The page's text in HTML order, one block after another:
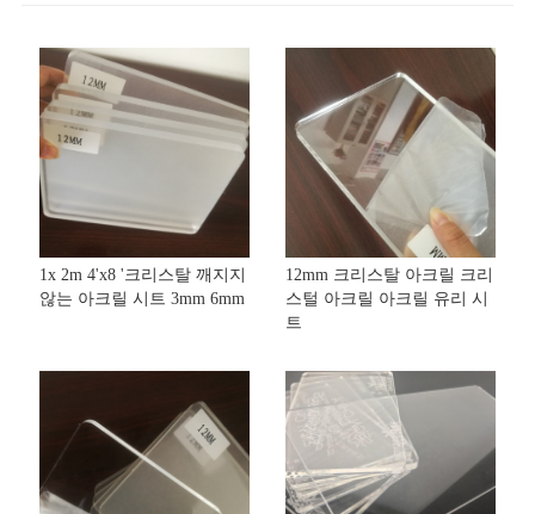
1x 2m 4'x8 '크리스탈 깨지지
않는 아크릴 시트 3mm 6mm
12mm 크리스탈 아크릴 크리
스털 아크릴 아크릴 유리 시
트